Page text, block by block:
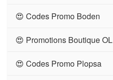
😍 Codes Promo Boden
😍 Promotions Boutique OL
😍 Codes Promo Plopsa